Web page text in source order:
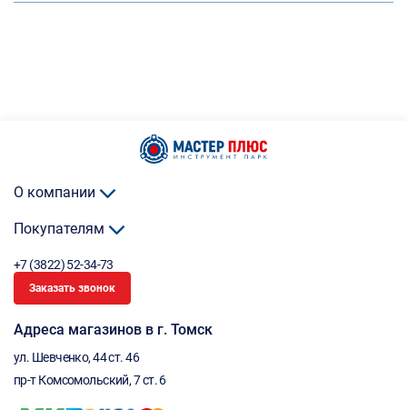
О компании
Покупателям
+7 (3822) 52-34-73
Заказать звонок
Адреса магазинов в г. Томск
ул. Шевченко, 44 ст. 46
пр-т Комсомольский, 7 ст. 6